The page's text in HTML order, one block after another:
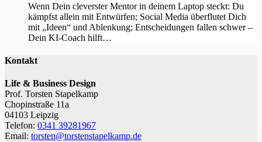
Wenn Dein cleverster Mentor in deinem Laptop steckt: Du
kämpfst allein mit Entwürfen; Social Media überflutet Dich
mit „Ideen“ und Ablenkung; Entscheidungen fallen schwer –
Dein KI-Coach hilft…
Kontakt
Life & Business Design
Prof. Torsten Stapelkamp
Chopinstraße 11a
04103 Leipzig
Telefon: 0341 39281967
Email: torsten@torstenstapelkamp.de